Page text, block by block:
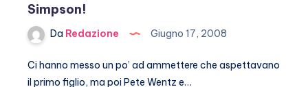
Simpson!
Da Redazione Giugno 17, 2008
Ci hanno messo un po’ ad ammettere che aspettavano
il primo figlio, ma poi Pete Wentz e…